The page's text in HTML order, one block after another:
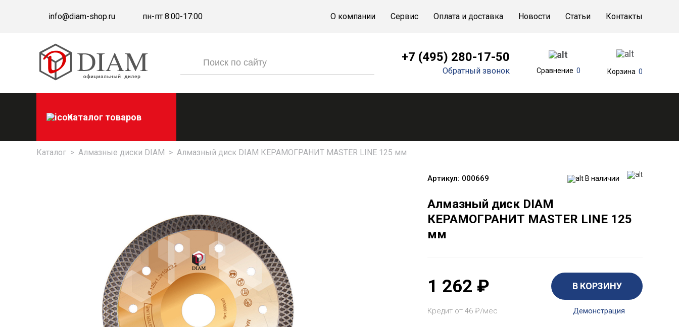
info@diam-shop.ru пн-пт 8:00-17:00 О компании Сервис Оплата и доставка Новости Статьи Контакты
+7 (495) 280-17-50
Обратный звонок Сравнение 0 Корзина 0
Каталог товаров
Каталог > Алмазные диски DIAM > Алмазный диск DIAM КЕРАМОГРАНИТ MASTER LINE 125 мм
Артикул: 000669 В наличии
Алмазный диск DIAM
КЕРАМОГРАНИТ MASTER LINE 125
мм
1 262 ₽ В КОРЗИНУ
Кредит от 46 ₽/мес Демонстрация